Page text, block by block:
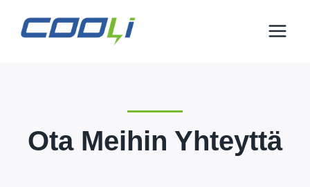
sisältöön
Ota Meihin Yhteyttä